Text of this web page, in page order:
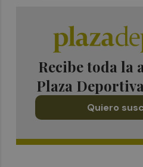
Recibe toda la
Plaza
Quiero